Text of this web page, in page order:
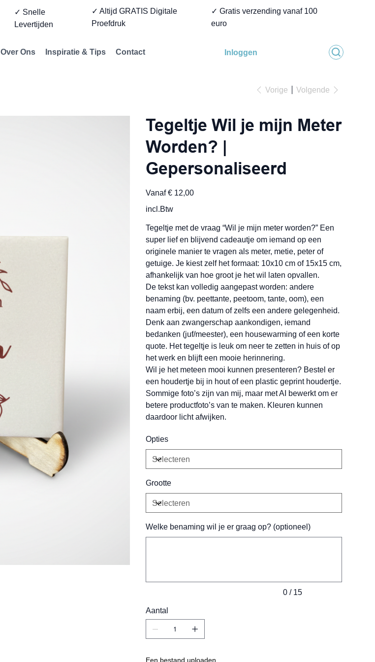
✓ Snelle
Levertijden
✓ Altijd GRATIS Digitale
Proefdruk
✓ Gratis verzending vanaf 100
euro
Over Ons Inspiratie & Tips Contact Inloggen
Vorige Volgende
Tegeltje Wil je mijn Meter
Worden? |
Gepersonaliseerd
Vanaf Prijs
€ 12,00
incl.Btw
Tegeltje met de vraag “Wil je mijn meter worden?” Een
super lief en blijvend cadeautje om iemand op een
originele manier te vragen als meter, metie, peter of
getuige. Je kiest zelf het formaat: 10x10 cm of 15x15 cm,
afhankelijk van hoe groot je het wil laten opvallen.
De tekst kan volledig aangepast worden: andere
benaming (bv. peettante, peetoom, tante, oom), een
naam erbij, een datum of zelfs een andere gelegenheid.
Denk aan zwangerschap aankondigen, iemand
bedanken (juf/meester), een housewarming of een korte
quote. Het tegeltje is leuk om neer te zetten in huis of op
het werk en blijft een mooie herinnering.
Wil je het meteen mooi kunnen presenteren? Bestel er
een houdertje bij in hout of een plastic geprint houdertje.
Sommige foto’s zijn van mij, maar met AI bewerkt om er
betere productfoto’s van te maken. Kleuren kunnen
daardoor licht afwijken.
Opties
Grootte
Welke benaming wil je er graag op? (optioneel)
0 / 15
Aantal
Een bestand uploaden